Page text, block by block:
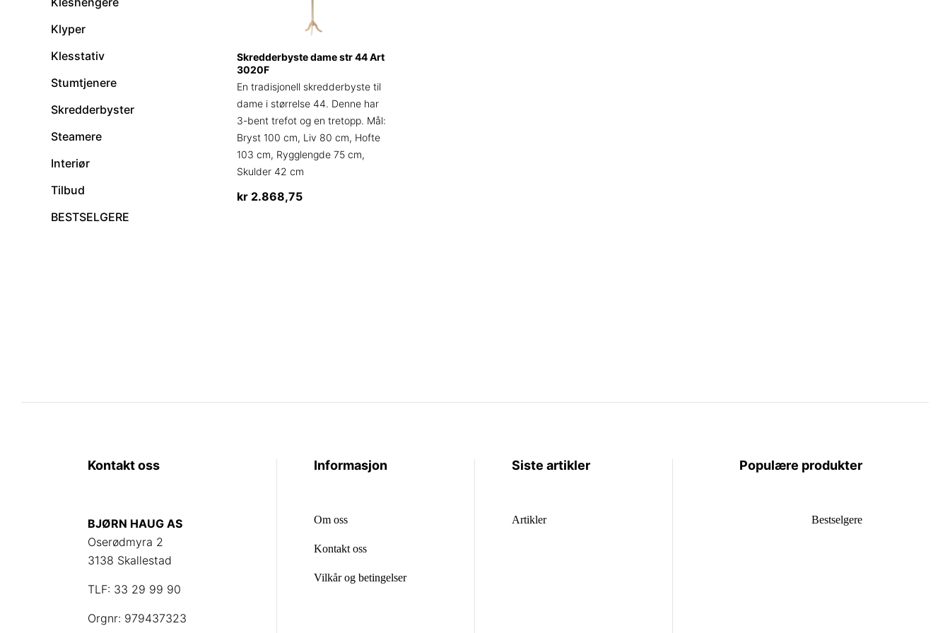
Klyper
Klesstativ
Stumtjenere
Skredderbyster
Steamere
Interiør
Tilbud
BESTSELGERE
Skredderbyste dame str 44 Art
3020F
En tradisjonell skredderbyste til
dame i størrelse 44. Denne har
3-bent trefot og en tretopp. Mål:
Bryst 100 cm, Liv 80 cm, Hofte
103 cm, Rygglengde 75 cm,
Skulder 42 cm
kr 2.868,75
Kontakt oss
BJØRN HAUG AS
Oserødmyra 2
3138 Skallestad
TLF: 33 29 99 90
Orgnr: 979437323
Informasjon
Om oss
Kontakt oss
Vilkår og betingelser
Siste artikler
Artikler
Populære produkter
Bestselgere